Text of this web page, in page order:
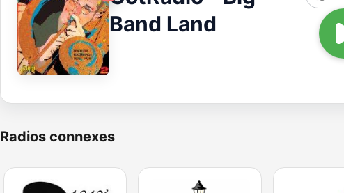
Band Land
Radios connexes